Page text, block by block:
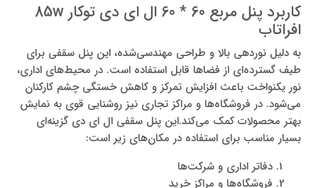
کاربرد پنل مربع 60 * 60 ال ای دی توکار 85w
افراتاب
به دلیل نوردهی بالا و طراحی مهندسی‌شده، این پنل سقفی برای
طیف گسترده‌ای از فضاها قابل استفاده است. در محیط‌های اداری،
نور یکنواخت باعث افزایش تمرکز و کاهش خستگی چشم کارکنان
می‌شود. در فروشگاه‌ها و مراکز تجاری نیز روشنایی قوی به نمایش
بهتر محصولات کمک می‌کند.این پنل سقفی ال ای دی گزینه‌ای
بسیار مناسب برای استفاده در مکان‌های زیر است:
دفاتر اداری و شرکت‌ها
فروشگاه‌ها و مراکز خرید